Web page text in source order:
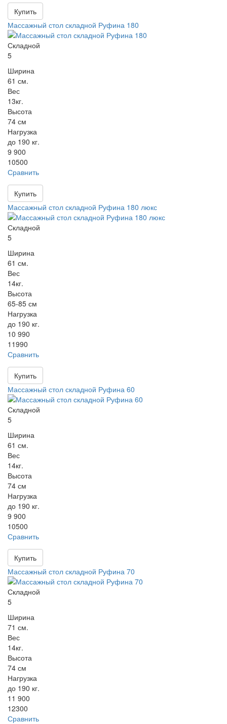
Купить
Массажный стол складной Руфина 180
Складной
5
Ширина
61 см.
Вес
13кг.
Высота
74 см
Нагрузка
до 190 кг.
9 900
10500
Сравнить
Купить
Массажный стол складной Руфина 180 люкс
Складной
5
Ширина
61 см.
Вес
14кг.
Высота
65-85 см
Нагрузка
до 190 кг.
10 990
11990
Сравнить
Купить
Массажный стол складной Руфина 60
Складной
5
Ширина
61 см.
Вес
14кг.
Высота
74 см
Нагрузка
до 190 кг.
9 900
10500
Сравнить
Купить
Массажный стол складной Руфина 70
Складной
5
Ширина
71 см.
Вес
14кг.
Высота
74 см
Нагрузка
до 190 кг.
11 900
12300
Сравнить